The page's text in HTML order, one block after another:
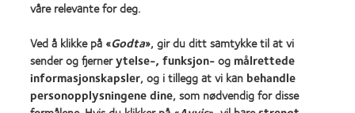
Kontaktlinser og syn
Ny bruker
Erfaren bruker
våre relevante for deg.
Ved å klikke på «Godta», gir du ditt samtykke til at vi
sender og fjernerytelse-, funksjon-og målrettede
informasjonskapsler, og i tillegg at vi kan behandle
personopplysningene dine, som nødvendig for disse